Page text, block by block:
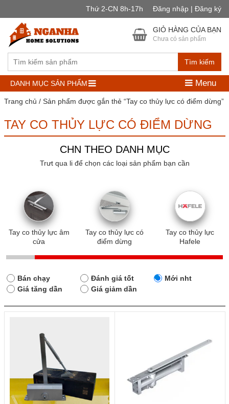
Thứ 2-CN 8h-17h Đăng nhập | Đăng ký
Tìm kiếm
GIỎ HÀNG CỦA BẠN
Chưa có sản phẩm
DANH MỤC SẢN PHẨM Menu
Trang chủ / Sản phẩm được gắn thẻ “Tay co thủy lực có điểm dừng”
TAY CO THỦY LỰC CÓ ĐIỂM DỪNG
CHN THEO DANH MỤC
Trưt qua li để chọn các loại sản phẩm bạn cần
Tay co thủy lực âm
cửa
Tay co thủy lực có
điểm dừng
Tay co thủy lực
Hafele
Bán chạy Đánh giá tốt
Mới nht
Giá tăng dần
Giá giảm dần